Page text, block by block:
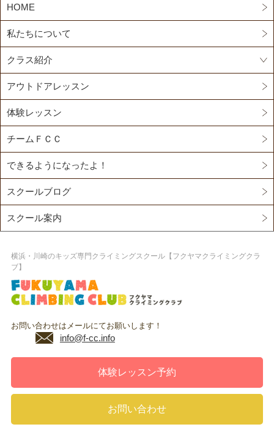
HOME
私たちについて
クラス紹介
アウトドアレッスン
体験レッスン
チームＦＣＣ
できるようになったよ！
スクールブログ
スクール案内
横浜・川崎のキッズ専門クライミングスクール【フクヤマクライミングクラ
ブ】
お問い合わせはメールにてお願いします！
info@f-cc.info
体験レッスン予約
お問い合わせ